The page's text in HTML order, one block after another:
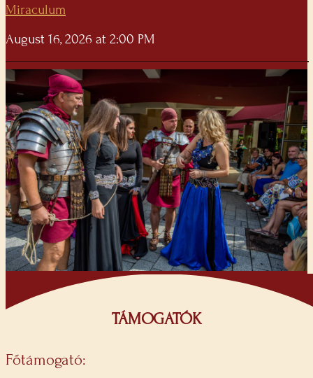
Miraculum
August 16, 2026 at 2:00 PM
TÁMOGATÓK
Főtámogató: